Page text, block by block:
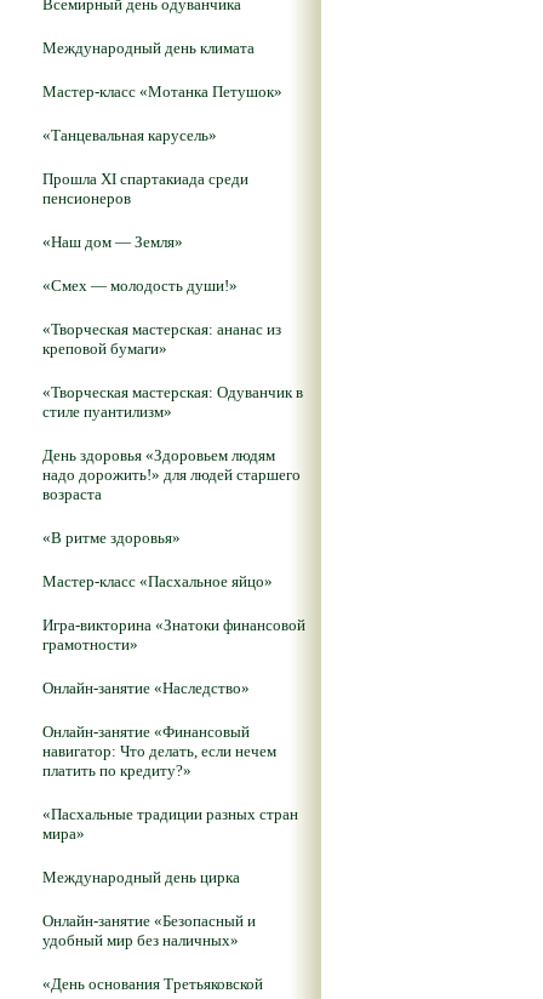
Всемирный день одуванчика
Международный день климата
Мастер-класс «Мотанка Петушок»
«Танцевальная карусель»
Прошла XI спартакиада среди
пенсионеров
«Наш дом — Земля»
«Смех — молодость души!»
«Творческая мастерская: ананас из
креповой бумаги»
«Творческая мастерская: Одуванчик в
стиле пуантилизм»
День здоровья «Здоровьем людям
надо дорожить!» для людей старшего
возраста
«В ритме здоровья»
Мастер-класс «Пасхальное яйцо»
Игра-викторина «Знатоки финансовой
грамотности»
Онлайн-занятие «Наследство»
Онлайн-занятие «Финансовый
навигатор: Что делать, если нечем
платить по кредиту?»
«Пасхальные традиции разных стран
мира»
Международный день цирка
Онлайн-занятие «Безопасный и
удобный мир без наличных»
«День основания Третьяковской